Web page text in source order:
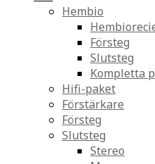
Hembio
Försteg
Slutsteg
Kompletta
Hifi-paket
Förstärkare
Försteg
Slutsteg
Stereo